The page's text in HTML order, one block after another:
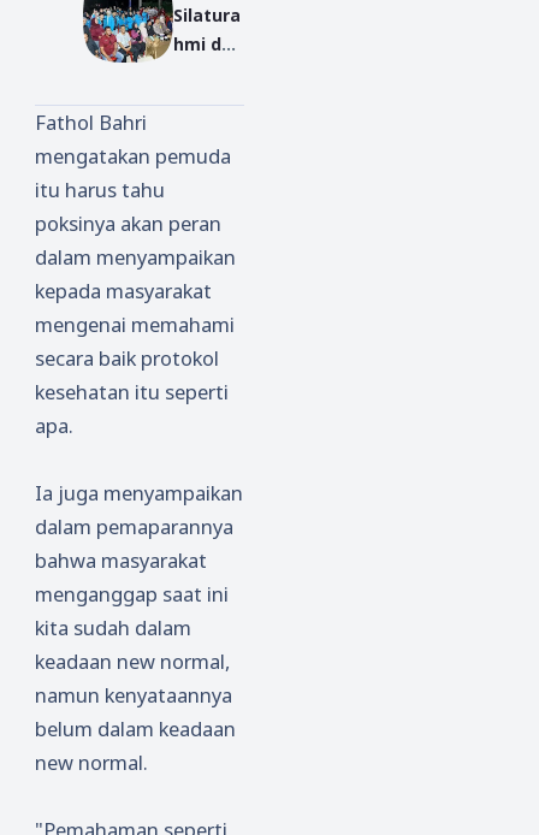
Emban
Amana
MPLP di
Ponpes
l Ulum
Silatura
hmi dan
asi,
Antibar
Mahasi
swa
KKN
IAIN
Pontian
ak dan
UM
Fathol Bahri
mengatakan pemuda
itu harus tahu
poksinya akan peran
dalam menyampaikan
kepada masyarakat
mengenai memahami
secara baik protokol
kesehatan itu seperti
apa.
Ia juga menyampaikan
dalam pemaparannya
bahwa masyarakat
menganggap saat ini
kita sudah dalam
keadaan new normal,
namun kenyataannya
belum dalam keadaan
new normal.